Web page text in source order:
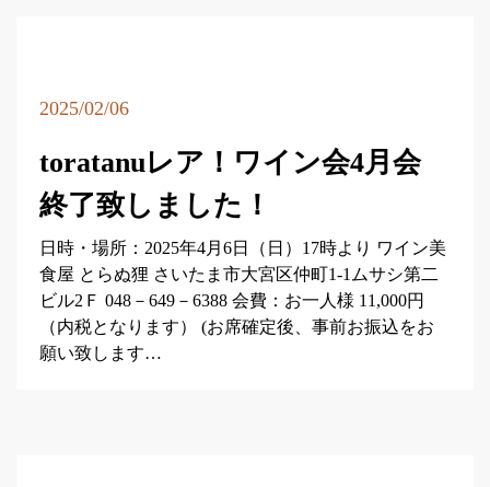
2025/02/06
toratanuレア！ワイン会4月会
終了致しました！
日時・場所：2025年4月6日（日）17時より ワイン美
食屋 とらぬ狸 さいたま市大宮区仲町1-1ムサシ第二
ビル2Ｆ 048－649－6388 会費：お一人様 11,000円
（内税となります） (お席確定後、事前お振込をお
願い致します…